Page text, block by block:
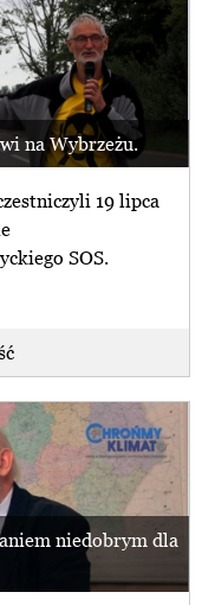
na Wybrzeżu.
19 lipca
SOS.
niedobrym dla